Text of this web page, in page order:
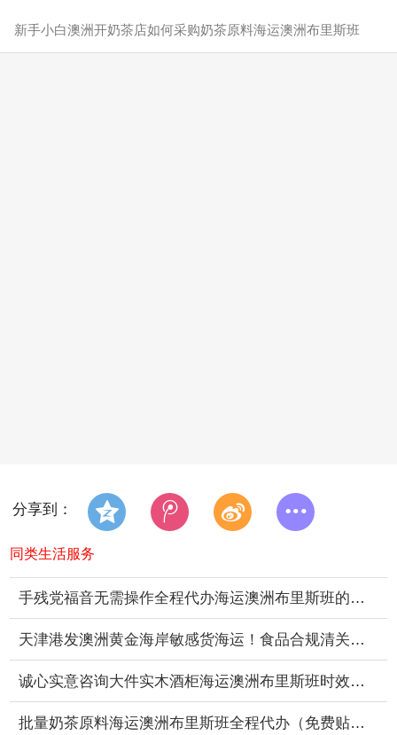
新手小白澳洲开奶茶店如何采购奶茶原料海运澳洲布里斯班
分享到：
同类生活服务
手残党福音无需操作全程代办海运澳洲布里斯班的澳洲海运专线
天津港发澳洲黄金海岸敏感货海运！食品合规清关｜99%首选专线
诚心实意咨询大件实木酒柜海运澳洲布里斯班时效与海运费
批量奶茶原料海运澳洲布里斯班全程代办（免费贴食品英文标签）